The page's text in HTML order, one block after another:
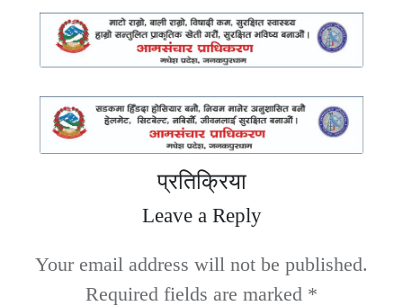
प्रतिक्रिया
Leave a Reply
Your email address will not be published.
Required fields are marked *